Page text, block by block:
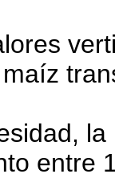
entre